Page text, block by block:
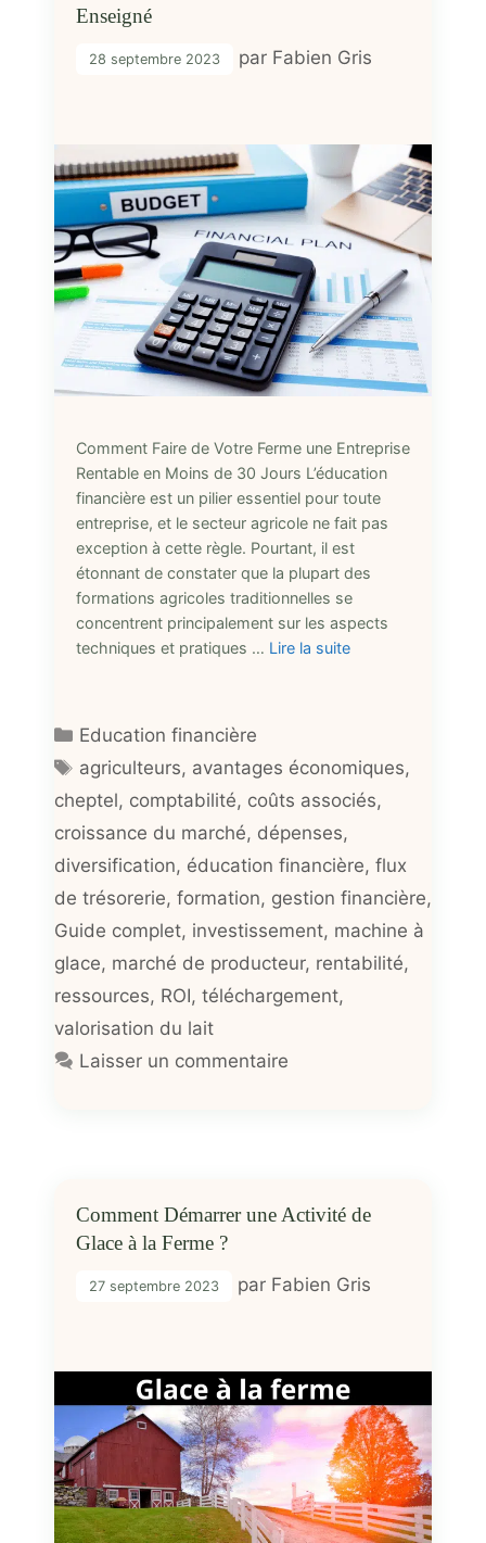
Enseigné
28 septembre 2023 par Fabien Gris
Comment Faire de Votre Ferme une Entreprise
Rentable en Moins de 30 Jours L’éducation
financière est un pilier essentiel pour toute
entreprise, et le secteur agricole ne fait pas
exception à cette règle. Pourtant, il est
étonnant de constater que la plupart des
formations agricoles traditionnelles se
concentrent principalement sur les aspects
techniques et pratiques … Lire la suite
Catégories
Education financière
Étiquettes
agriculteurs, avantages économiques,
cheptel, comptabilité, coûts associés,
croissance du marché, dépenses,
diversification, éducation financière, flux
de trésorerie, formation, gestion financière,
Guide complet, investissement, machine à
glace, marché de producteur, rentabilité,
ressources, ROI, téléchargement,
valorisation du lait
Laisser un commentaire
Comment Démarrer une Activité de
Glace à la Ferme ?
27 septembre 2023 par Fabien Gris